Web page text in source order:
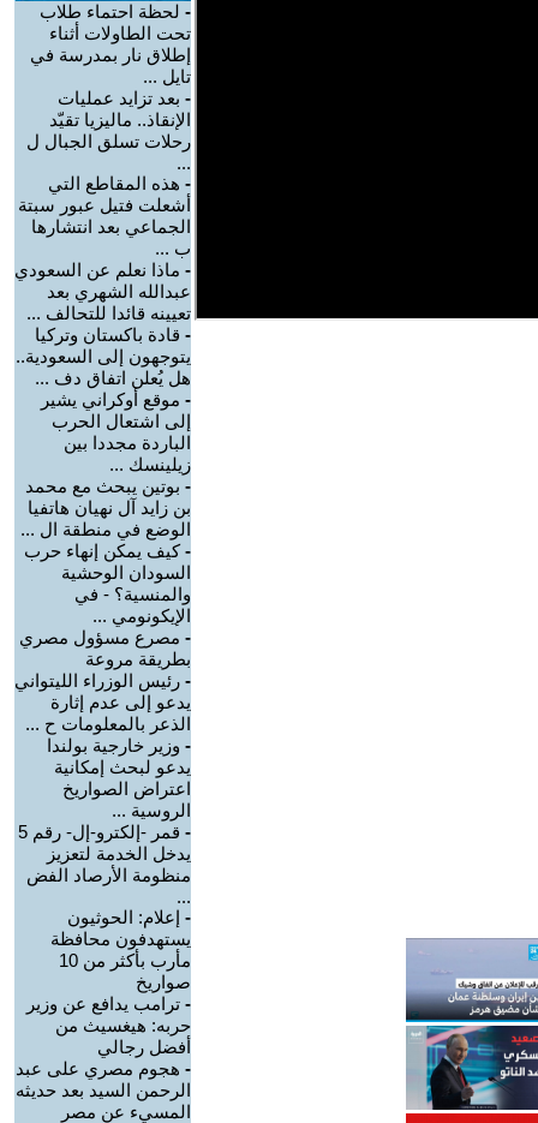
- لحظة احتماء طلاب
تحت الطاولات أثناء
إطلاق نار بمدرسة في
تايل ...
- بعد تزايد عمليات
الإنقاذ.. ماليزيا تقيّد
رحلات تسلق الجبال ل
...
- هذه المقاطع التي
أشعلت فتيل عبور سبتة
الجماعي بعد انتشارها
ب ...
- ماذا نعلم عن السعودي
عبدالله الشهري بعد
تعيينه قائدا للتحالف ...
- قادة باكستان وتركيا
يتوجهون إلى السعودية..
هل يُعلن اتفاق دف ...
- موقع أوكراني يشير
إلى اشتعال الحرب
الباردة مجددا بين
زيلينسك ...
- بوتين يبحث مع محمد
بن زايد آل نهيان هاتفيا
الوضع في منطقة ال ...
-كيف يمكن إنهاء حرب
السودان الوحشية
والمنسية؟ - في
الإيكونومي ...
- مصرع مسؤول مصري
بطريقة مروعة
- رئيس الوزراء الليتواني
يدعو إلى عدم إثارة
الذعر بالمعلومات ح ...
- وزير خارجية بولندا
يدعو لبحث إمكانية
اعتراض الصواريخ
الروسية ...
-
قمر -إلكترو-إل- رقم 5
يدخل الخدمة لتعزيز
منظومة الأرصاد الفض
...
- إعلام: الحوثيون
يستهدفون محافظة
مأرب بأكثر من 10
صواريخ
- ترامب يدافع عن وزير
حربه: هيغسيث من
أفضل رجالي
- هجوم مصري على عبد
الرحمن السيد بعد حديثه
المسيء عن مصر